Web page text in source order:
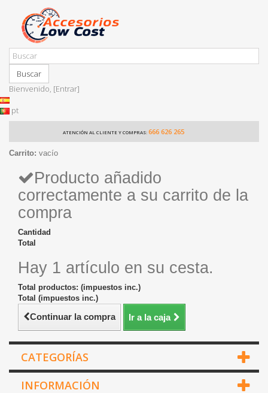
Buscar
Bienvenido, [Entrar]
pt
ATENCIÓN AL CLIENTE Y COMPRAS: 666 626 265
Carrito: vacío
Producto añadido
correctamente a su carrito de la
compra
Cantidad
Total
Hay 1 artículo en su cesta.
Total productos: (impuestos inc.)
Total (impuestos inc.)
Continuar la compra Ir a la caja
CATEGORÍAS
INFORMACIÓN